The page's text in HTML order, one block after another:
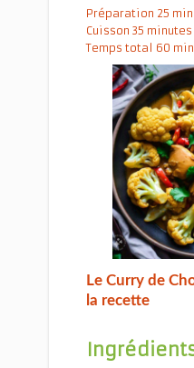
Préparation 25
Cuisson 35 minutes
Temps total 60
Le Curry de
Le Curry de
la recette